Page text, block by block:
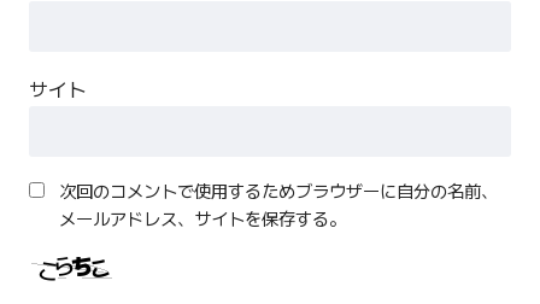
サイト
次回のコメントで使用するためブラウザーに自分の名前、
メールアドレス、サイトを保存する。